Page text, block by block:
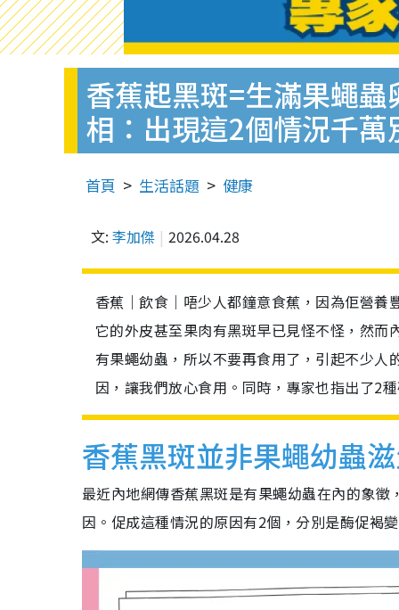
香蕉起黑斑=生滿果蠅
相：出現這2個情況千萬
首頁 生活話題 健康
文: 李加傑 2026.04.28
香蕉｜飲食｜唔少人都鐘意食蕉，因為佢營
它的外皮甚至果肉有黑斑早已見怪不怪，然
有果蠅幼蟲，所以不要再食用了，引起不少
因，讓我們放心食用。同時，專家也指出了2
香蕉黑斑並非果蠅幼蟲
最近內地網傳香蕉黑斑是有果蠅幼蟲在內的象
因。促成這種情況的原因有2個，分別是酶促褐